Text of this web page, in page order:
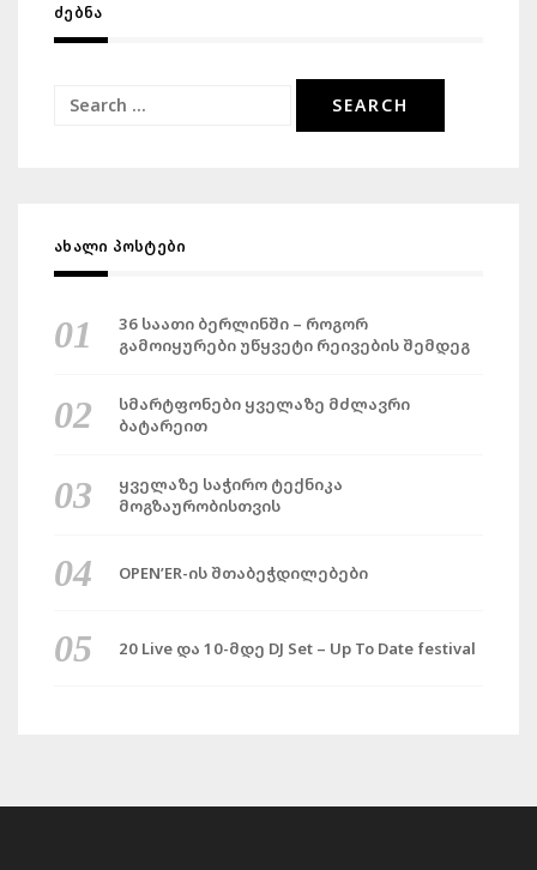
ᲫᲔᲑᲜᲐ
Search
ᲐᲮᲐᲚᲘ ᲞᲝᲡᲢᲔᲑᲘ
36 საათი ბერლინში – როგორ
გამოიყურები უწყვეტი რეივების შემდეგ
სმარტფონები ყველაზე მძლავრი
ბატარეით
ყველაზე საჭირო ტექნიკა
მოგზაურობისთვის
OPEN’ER-ის შთაბეჭდილებები
20 Live და 10-მდე DJ Set – Up To Date festival